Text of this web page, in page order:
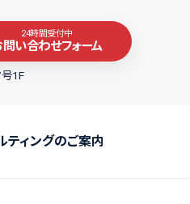
1F
24時間受付中
問い合わせフォーム
ティングのご案内